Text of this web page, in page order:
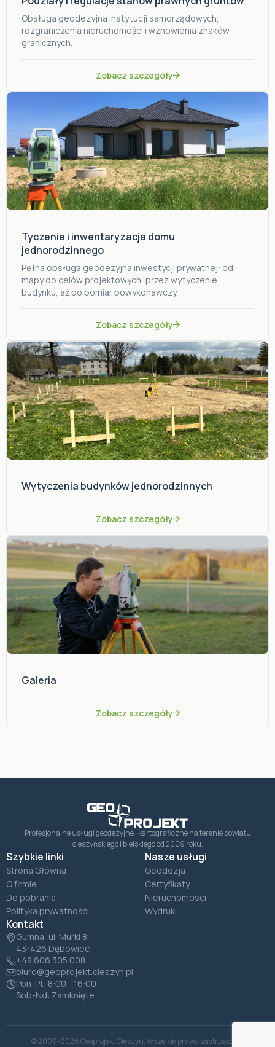
Obsługa geodezyjna instytucji samorządowych,
rozgraniczenia nieruchomości i wznowienia znaków
granicznych.
Zobacz szczegóły
Tyczenie i inwentaryzacja domu
jednorodzinnego
Pełna obsługa geodezyjna inwestycji prywatnej: od
mapy do celów projektowych, przez wytyczenie
budynku, aż po pomiar powykonawczy.
Zobacz szczegóły
Wytyczenia budynków jednorodzinnych
Zobacz szczegóły
Galeria
Zobacz szczegóły
Profesjonalne usługi geodezyjne i kartograficzne na terenie powiatu
cieszyńskiego i bielskiego od 2009 roku.
Szybkie linki
Strona Główna
O firmie
Do pobrania
Polityka prywatności
Nasze usługi
Geodezja
Certyfikaty
Nieruchomosci
Wydruki
Kontakt
Gumna, ul. Murki 8
43-426 Dębowiec
+48 606 305 008
biuro@geoprojekt.cieszyn.pl
Pon-Pt: 8:00 - 16:00
Sob-Nd: Zamknięte
© 2009–2026 Geoprojekt Cieszyn. Wszelkie prawa zastrzeżone.
Cena
Zapytaj o ofertę
Zamknij